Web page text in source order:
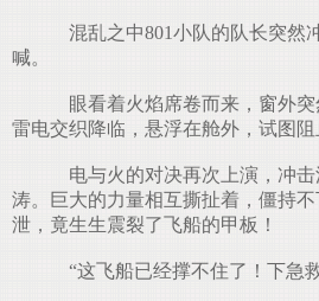
混乱之中801小队的队长突然
喊。
眼看着火焰席卷而来，窗外突
雷电交织降临，悬浮在舱外，试图阻
电与火的对决再次上演，冲击
涛。巨大的力量相互撕扯着，僵持
泄，竟生生震裂了飞船的甲板！
“这飞船已经撑不住了！下急